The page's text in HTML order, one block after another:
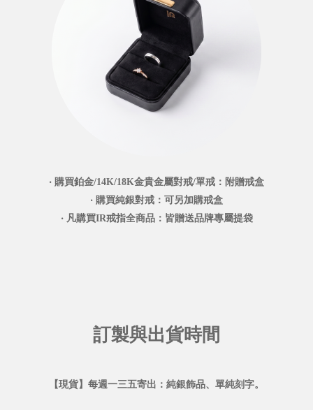
‧ 購買鉑金/14K/18K金貴金屬對戒/單戒：附贈戒盒
‧ 購買純銀對戒：可另加購戒盒
‧ 凡購買IR戒指全商品：皆贈送品牌專屬提袋
訂製與出貨時間
【現貨】每週一三五寄出：純銀飾品、單純刻字。